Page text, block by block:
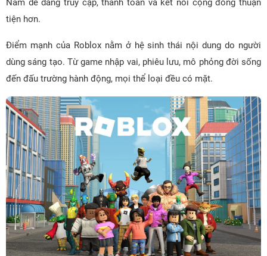
Nam dễ dàng truy cập, thanh toán và kết nối cộng đồng thuận
tiện hơn.
Điểm mạnh của Roblox nằm ở hệ sinh thái nội dung do người
dùng sáng tạo. Từ game nhập vai, phiêu lưu, mô phỏng đời sống
đến đấu trường hành động, mọi thể loại đều có mặt.